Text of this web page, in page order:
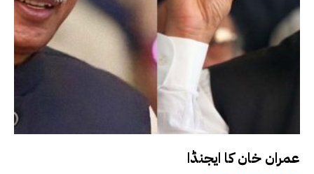
عمران خان کا ایجنڈا